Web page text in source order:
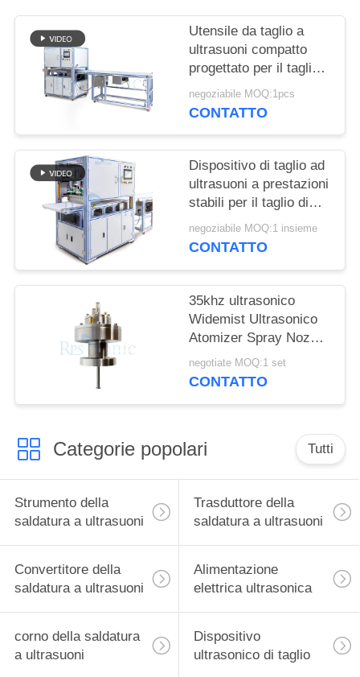
PRIVACY
Utensile da taglio a
ultrasuoni compatto
progettato per il taglio
senza soluzione di
continuità di tessuti
gomma
negoziabile MOQ:1pcs
CONTATTO
Dispositivo di taglio ad
ultrasuoni a prestazioni
stabili per il taglio di
torte con lama larga e
facile utilizzo per
negoziabile MOQ:1 insieme
CONTATTO
35khz ultrasonico
Widemist Ultrasonico
Atomizer Spray Nozzle
per la produzione di
celle a combustibile
negotiate MOQ:1 set
CONTATTO
Categorie popolari Tutti
Strumento della
saldatura a ultrasuoni
Trasduttore della
saldatura a ultrasuoni
Convertitore della
saldatura a ultrasuoni
Alimentazione
elettrica ultrasonica
corno della saldatura
a ultrasuoni
Dispositivo
ultrasonico di taglio